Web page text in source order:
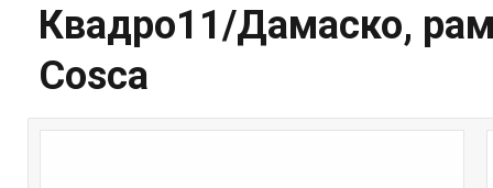
Квадро11/Дамаско,
Cosca